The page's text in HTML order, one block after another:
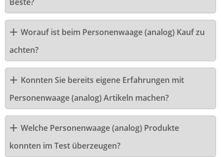
Worauf ist beim Personenwaage (analog) Kauf zu
achten?
Konnten Sie bereits eigene Erfahrungen mit
Personenwaage (analog) Artikeln machen?
Welche Personenwaage (analog) Produkte
konnten im Test überzeugen?